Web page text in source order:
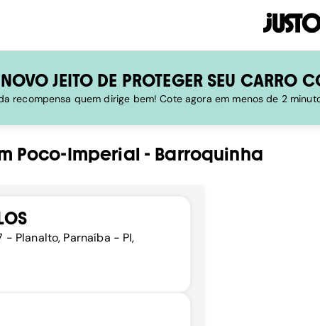
JEITO DE PROTEGER SEU CARRO
recompensa quem dirige bem! Cote agora em menos de 2
Poco-Imperial- Barroquinha
- Planalto, Parnaíba - PI,